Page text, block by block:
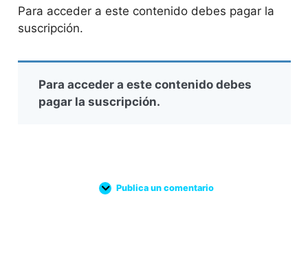
Para acceder a este contenido debes pagar la
suscripción.
Para acceder a este contenido debes
pagar la suscripción.
Publica un comentario